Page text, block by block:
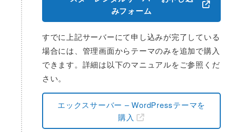
みフォーム
すでに上記サーバーにて申し込みが完了している
場合には、管理画面からテーマのみを追加で購入
できます。詳細は以下のマニュアルをご参照くだ
さい。
エックスサーバー – WordPressテーマを
購入